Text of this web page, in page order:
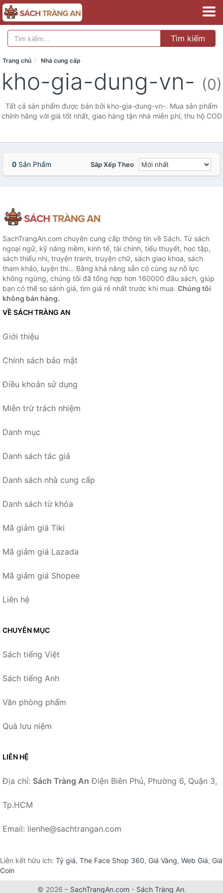
Tìm kiếm
Trang chủ Nhà cung cấp
kho-gia-dung-vn- (0)
Tất cả sản phẩm được bán bởi kho-gia-dung-vn-. Mua sản phẩm
chính hãng với giá tốt nhất, giao hàng tận nhà miễn phí, thu hộ COD
0 Sản Phẩm Sắp Xếp Theo
SachTrangAn.com chuyên cung cấp thông tin về Sách. Từ sách
ngoại ngữ, kỹ năng mềm, kinh tế, tài chính, tiểu thuyết, học tập,
sách thiếu nhi, truyện tranh, truyện chữ, sách giao khoa, sách
tham khảo, luyện thi... Bằng khả năng sẵn có cùng sự nỗ lực
không ngừng, chúng tôi đã tổng hợp hơn 160000 đầu sách, giúp
bạn có thể so sánh giá, tìm giá rẻ nhất trước khi mua. Chúng tôi
không bán hàng.
VỀ SÁCH TRÀNG AN
Giới thiệu
Chính sách bảo mật
Điều khoản sử dụng
Miễn trừ trách nhiệm
Danh mục
Danh sách tác giả
Danh sách nhà cung cấp
Danh sách từ khóa
Mã giảm giá Tiki
Mã giảm giá Lazada
Mã giảm giá Shopee
Liên hệ
CHUYÊN MỤC
Sách tiếng Việt
Sách tiếng Anh
Văn phòng phẩm
Quà lưu niệm
LIÊN HỆ
Địa chỉ: Sách Tràng An Điện Biên Phủ, Phường 6, Quận 3,
Tp.HCM
Email: lienhe@sachtrangan.com
Liên kết hữu ích: Tỷ giá, The Face Shop 360, Giá Vàng, Web Giá, Giá
Coin
© 2026 – SachTrangAn.com - Sách Tràng An.